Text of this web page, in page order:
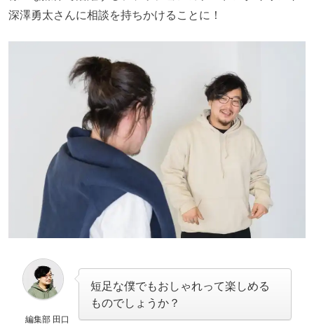
深澤勇太さんに相談を持ちかけることに！
編集部 田口
短足な僕でもおしゃれって楽しめる
ものでしょうか？